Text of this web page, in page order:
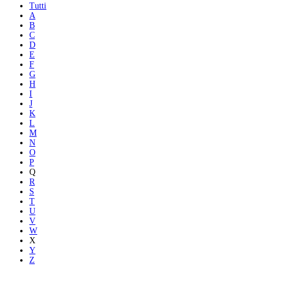
Tutti
A
B
C
D
E
F
G
H
I
J
K
L
M
N
O
P
Q
R
S
T
U
V
W
X
Y
Z